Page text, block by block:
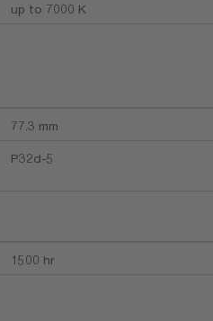
up to 7000 K
77.3 mm
P32d-5
1500 hr